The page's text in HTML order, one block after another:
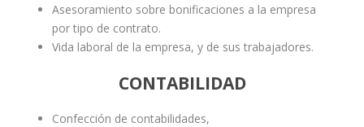
Asesoramiento sobre bonificaciones a la empresa
por tipo de contrato.
Vida laboral de la empresa, y de sus trabajadores.
CONTABILIDAD
Confección de contabilidades,